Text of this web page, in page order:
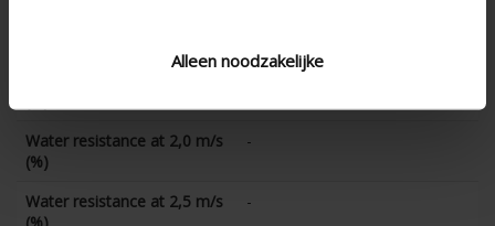
Alleen noodzakelijke
Water resistance at 2,0 m/s
(%)
-
Water resistance at 2,5 m/s
-